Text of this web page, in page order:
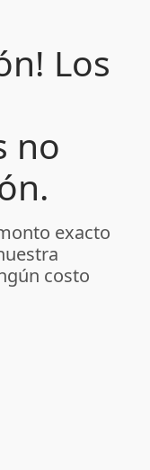
Los
no
exacto
costo